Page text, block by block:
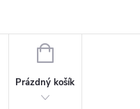
NÁKUPNÍ
Prázdný košík